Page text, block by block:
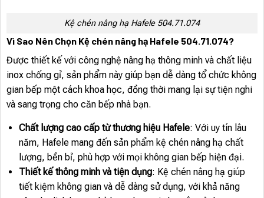
Kệ chén nâng hạ Hafele 504.71.074
Vì Sao Nên Chọn Kệ chén nâng hạ Hafele 504.71.074?
Được thiết kế với công nghệ nâng hạ thông minh và chất liệu
inox chống gỉ, sản phẩm này giúp bạn dễ dàng tổ chức không
gian bếp một cách khoa học, đồng thời mang lại sự tiện nghi
và sang trọng cho căn bếp nhà bạn.
Chất lượng cao cấp từ thương hiệu Hafele: Với uy tín lâu
năm, Hafele mang đến sản phẩm kệ chén nâng hạ chất
lượng, bền bỉ, phù hợp với mọi không gian bếp hiện đại.
Thiết kế thông minh và tiện dụng: Kệ chén nâng hạ giúp
tiết kiệm không gian và dễ dàng sử dụng, với khả năng